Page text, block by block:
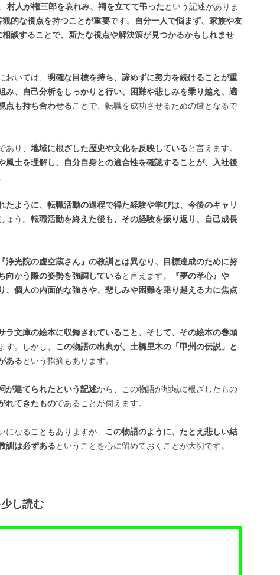
村人が権三郎を哀れみ、祠を立てて弔ったという記述がありま
観的な視点を持つことが重要です。 自分一人で悩まず、家族や友
談することで、新たな視点や解決策が見つかるかもしれませ
いては、 明確な目標を持ち、諦めずに努力を続けることが重
み、自己分析をしっかりと行い、困難や悲しみを乗り越え、適
点も持ち合わせることで、転職を成功させるための鍵となるで
あり、 地域に根ざした歴史や文化を反映していると言えます。
風土を理解し、自分自身との適合性を確認することが、入社後
たように、転職活動の過程で得た経験や学びは、今後のキャリ
ょう。 転職活動を終えた後も、その経験を振り返り、自己成長
浄光院の虚空蔵さん』の教訓とは異なり、目標達成のために努
向かう際の姿勢を強調していると言えます。
『夢の孝心』や
、個人の内面的な強さや、悲しみや困難を乗り越える力に焦点
ラ文庫の絵本に収録されていること、そして、その絵本の巻頭
す。しかし、 この物語の出典が、土橋里木の「甲州の伝説」と
あるという指摘もあります。
が建てられたという記述から、この物語が地域に根ざしたもの
れてきたものであることが伺えます。
なることもありますが、 この物語のように、たとえ悲しい結
訓は必ずあるということを心に留めておくことが大切です。
し読む